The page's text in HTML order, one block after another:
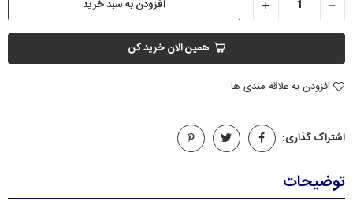
افزودن به سبد خرید
همین الان خرید کن
افزودن به علاقه مندی ها
اشتراک گذاری:
توضیحات